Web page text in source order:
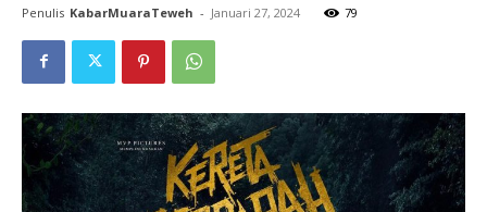
Penulis KabarMuaraTeweh - Januari 27, 2024 79